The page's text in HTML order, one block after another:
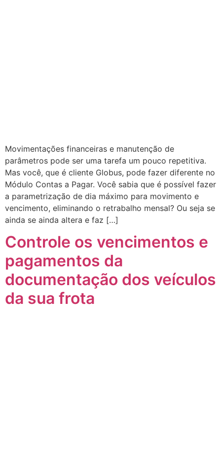
Movimentações financeiras e manutenção de
parâmetros pode ser uma tarefa um pouco repetitiva.
Mas você, que é cliente Globus, pode fazer diferente no
Módulo Contas a Pagar. Você sabia que é possível fazer
a parametrização de dia máximo para movimento e
vencimento, eliminando o retrabalho mensal? Ou seja se
ainda se ainda altera e faz […]
Controle os vencimentos e
pagamentos da
documentação dos veículos
da sua frota